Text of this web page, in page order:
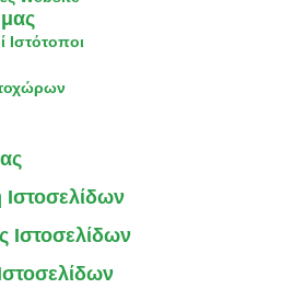
Ιστότοποι
Ιστοσελίδων